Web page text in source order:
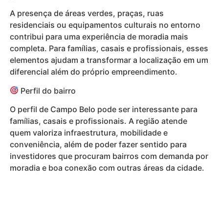
A presença de áreas verdes, praças, ruas
residenciais ou equipamentos culturais no entorno
contribui para uma experiência de moradia mais
completa. Para famílias, casais e profissionais, esses
elementos ajudam a transformar a localização em um
diferencial além do próprio empreendimento.
Perfil do bairro
O perfil de Campo Belo pode ser interessante para
famílias, casais e profissionais. A região atende
quem valoriza infraestrutura, mobilidade e
conveniência, além de poder fazer sentido para
investidores que procuram bairros com demanda por
moradia e boa conexão com outras áreas da cidade.